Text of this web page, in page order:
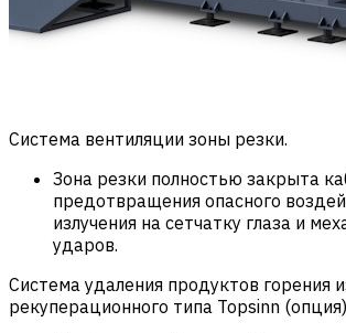
Система вентиляции зоны резки.
Зона резки полностью закрыта
предотвращения опасного
излучения на сетчатку глаза и
ударов.
Система удаления продуктов горения
рекуперационного типа Topsinn